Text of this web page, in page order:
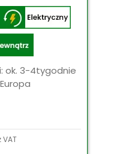
ok. 3-4tygodnie
VAT